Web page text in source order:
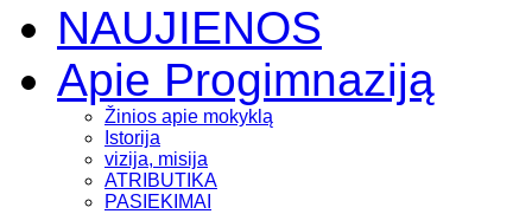
NAUJIENOS
Apie Progimnaziją
Žinios apie mokyklą
Istorija
vizija, misija
ATRIBUTIKA
PASIEKIMAI